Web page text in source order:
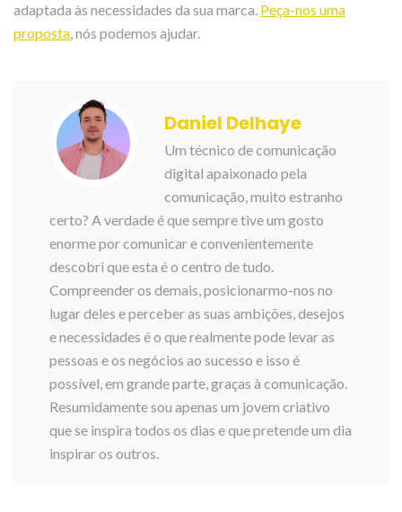
adaptada às necessidades da sua marca. Peça-nos uma
proposta, nós podemos ajudar.
Daniel Delhaye
Um técnico de comunicação
digital apaixonado pela
comunicação, muito estranho
certo? A verdade é que sempre tive um gosto
enorme por comunicar e convenientemente
descobri que esta é o centro de tudo.
Compreender os demais, posicionarmo-nos no
lugar deles e perceber as suas ambições, desejos
e necessidades é o que realmente pode levar as
pessoas e os negócios ao sucesso e isso é
possível, em grande parte, graças à comunicação.
Resumidamente sou apenas um jovem criativo
que se inspira todos os dias e que pretende um dia
inspirar os outros.